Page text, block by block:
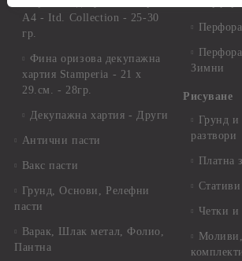
А4 - Itd. Collection - 25-30
гр.
Фина оризова декупажна
хартия Stamperia - 21 х
29.см. - 28гр.
Декупажна хартия - Други
Антични пасти
Вакс пасти
Грунд, Основи, Релефни
пасти
Варак, Шлак метал, Фолио,
Пантна
Зимни
Рисуване
Грунд
разтвори
Платна
Четки и